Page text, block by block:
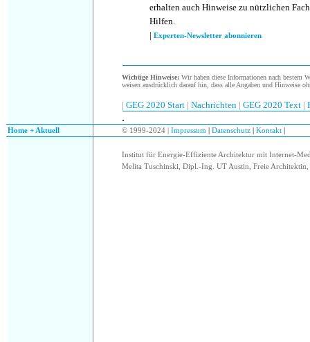
erhalten auch Hinweise zu nützlichen
Hilfen.
| Experten-Newsletter abonnieren
Wichtige Hinweise: Wir haben diese Informationen nach bestem
weisen ausdrücklich darauf hin, dass alle Angaben und Hinweise
| GEG 2020 Start | Nachrichten | GEG 2020 Text |
.
Home + Aktuell © 1999-2024 | Impressum Datenschutz Kontakt
Institut für Energie-Effiziente Architektur mit Internet-
Melita Tuschinski, Dipl.-Ing. UT Austin, Freie Architektin,